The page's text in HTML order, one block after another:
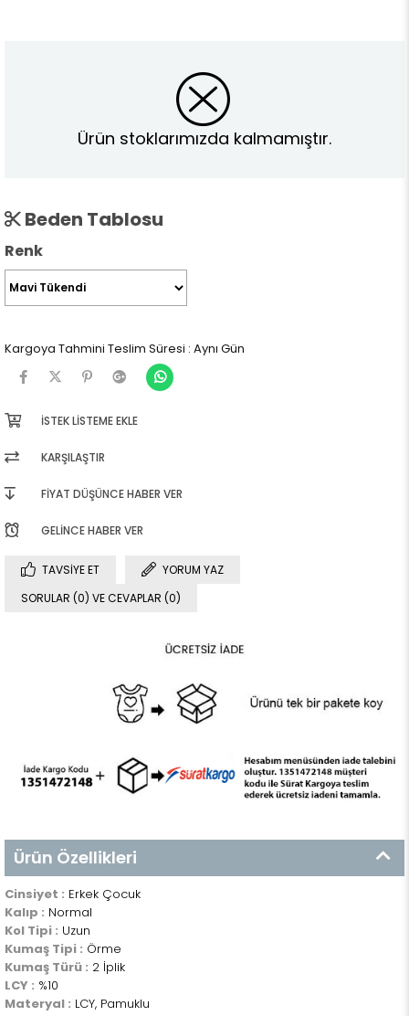
Ürün stoklarımızda kalmamıştır.
Beden Tablosu
Renk
Kargoya Tahmini Teslim Süresi : Aynı Gün
İSTEK LISTEME EKLE
KARŞILAŞTIR
FIYAT DÜŞÜNCE HABER VER
GELINCE HABER VER
TAVSIYE ET
YORUM YAZ
SORULAR (0) VE CEVAPLAR (0)
Ürün Özellikleri
Cinsiyet : Erkek Çocuk
Kalıp : Normal
Kol Tipi : Uzun
Kumaş Tipi : Örme
Kumaş Türü : 2 İplik
LCY : %10
Materyal : LCY, Pamuklu